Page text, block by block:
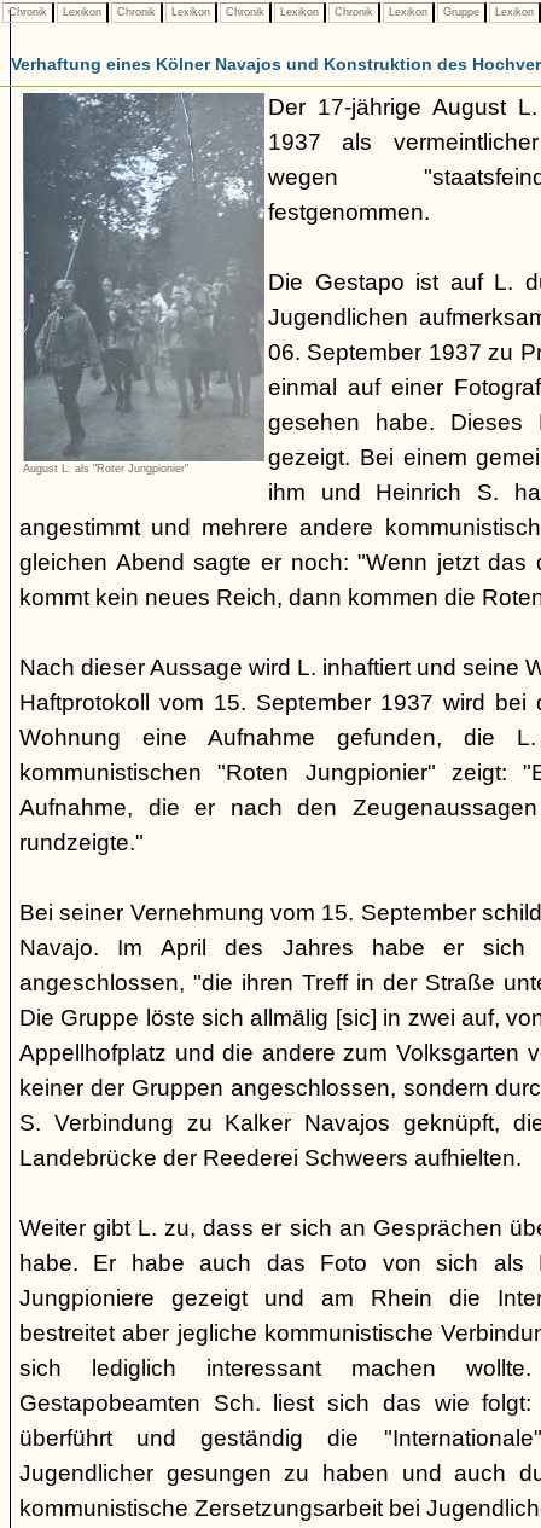
Chronik Lexikon Chronik Lexikon Chronik Lexikon Chronik Lexikon Gruppe Lexikon
Verhaftung eines Kölner Navajos und Konstruktion des
August L. als "Roter Jungpionier"
Der 17-jährige August
1937 als
wegen
festgenommen.
Die Gestapo ist auf L.
Jugendlichen
06. September 1937 zu
einmal auf einer
gesehen habe.
gezeigt. Bei einem
ihm und Heinrich S.
angestimmt und mehrere andere
gleichen Abend sagte er noch: "Wenn jetzt das
kommt kein neues Reich, dann kommen die
Nach dieser Aussage wird L. inhaftiert und seine
Haftprotokoll vom 15. September 1937 wird bei
Wohnung eine Aufnahme gefunden, die
kommunistischen "Roten Jungpionier" zeigt:
Aufnahme, die er nach den
rundzeigte."
Bei seiner Vernehmung vom 15. September
Navajo. Im April des Jahres habe er sich
angeschlossen, "die ihren Treff in der Straße
Die Gruppe löste sich allmälig [sic] in zwei auf,
Appellhofplatz und die andere zum Volksgarten
keiner der Gruppen angeschlossen, sondern
S. Verbindung zu Kalker Navajos geknüpft,
Landebrücke der Reederei Schweers aufhielten.
Weiter gibt L. zu, dass er sich an Gesprächen
habe. Er habe auch das Foto von sich als
Jungpioniere gezeigt und am Rhein die
bestreitet aber jegliche kommunistische
sich lediglich interessant machen
Gestapobeamten Sch. liest sich das wie
überführt und geständig die
Jugendlicher gesungen zu haben und auch
kommunistische Zersetzungsarbeit bei